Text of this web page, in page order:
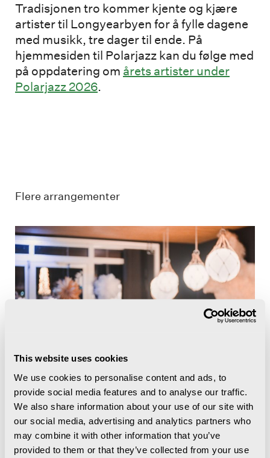
This website uses cookies
We use cookies to personalise content and ads, to
provide social media features and to analyse our traffic.
We also share information about your use of our site with
our social media, advertising and analytics partners who
may combine it with other information that you’ve
provided to them or that they’ve collected from your use
Tradisjonen tro kommer kjente og kjære
artister til Longyearbyen for å fylle dagene
med musikk, tre dager til ende. På
hjemmesiden til Polarjazz kan du følge med
på oppdatering om årets artister under
Polarjazz 2026.
Flere arrangementer
7. Nov. - 20. Des. 2025
Julebord hos Restaurant Polfareren